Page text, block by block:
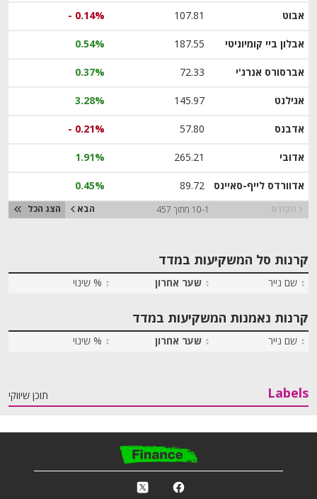
אבוט 107.81
- 0.14%
אבלון ביי קומיוניטי 187.55
0.54%
אברסורס אנרג'י 72.33
0.37%
אגילנט 145.97
3.28%
אדבנס 57.80
- 0.21%
אדובי 265.21
1.91%
אדוורדס לייף-סאיינס 89.72
0.45%
הקודם 10-1 מתוך 457 הבא הצג הכל
קרנות סל המשקיעות במדד
שם נייר שער אחרון % שינוי
קרנות נאמנות המשקיעות במדד
שם נייר שער אחרון % שינוי
Labels תוכן שיווקי